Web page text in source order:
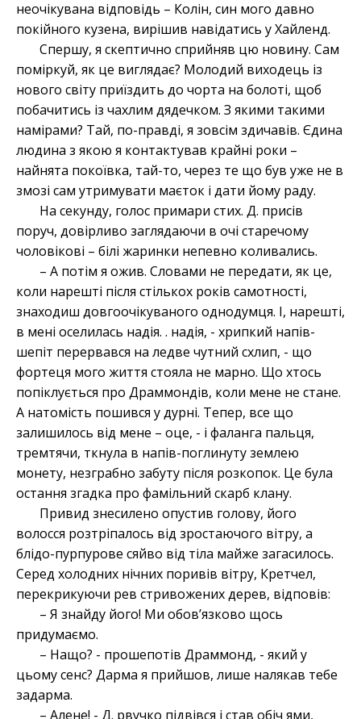
неочікувана відповідь – Колін, син мого давно
покійного кузена, вирішив навідатись у Хайленд.
Спершу, я скептично сприйняв цю новину. Сам
поміркуй, як це виглядає? Молодий виходець із
нового світу приїздить до чорта на болоті, щоб
побачитись із чахлим дядечком. З якими такими
намірами? Тай, по-правді, я зовсім здичавів. Єдина
людина з якою я контактував крайні роки –
найнята покоївка, тай-то, через те що був уже не в
змозі сам утримувати маєток і дати йому раду.
На секунду, голос примари стих. Д. присів
поруч, довірливо заглядаючи в очі старечому
чоловікові – білі жаринки непевно коливались.
– А потім я ожив. Словами не передати, як це,
коли нарешті після стількох років самотності,
знаходиш довгоочікуваного однодумця. І, нарешті,
в мені оселилась надія. . надія, - хрипкий напів-
шепіт перервався на ледве чутний схлип, - що
фортеця мого життя стояла не марно. Що хтось
попіклується про Драммондів, коли мене не стане.
А натомість пошився у дурні. Тепер, все що
залишилось від мене – оце, - і фаланга пальця,
тремтячи, ткнула в напів-поглинуту землею
монету, незграбно забуту після розкопок. Це була
остання згадка про фамільний скарб клану.
Привид знесилено опустив голову, його
волосся розтріпалось від зростаючого вітру, а
блідо-пурпурове сяйво від тіла майже загасилось.
Серед холодних нічних поривів вітру, Кретчел,
перекрикуючи рев стривожених дерев, відповів:
– Я знайду його! Ми обов’язково щось
придумаємо.
– Нащо? - прошепотів Драммонд, - який у
цьому сенс? Дарма я прийшов, лише налякав тебе
задарма.
– Алене! - Д. рвучко підвівся і став обіч ями,